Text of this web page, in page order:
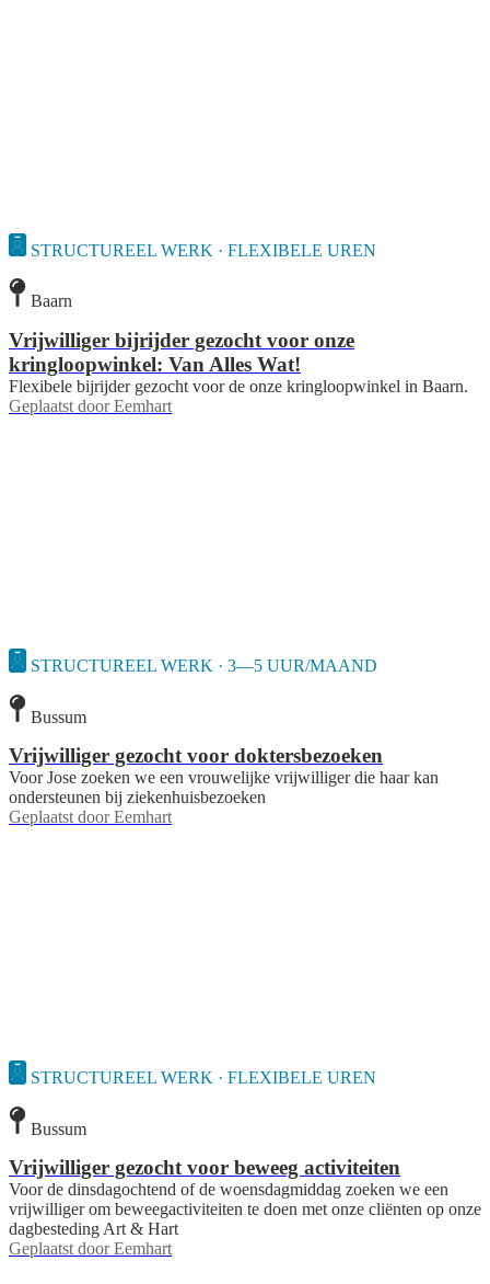
STRUCTUREEL WERK · FLEXIBELE UREN
Baarn
Vrijwilliger bijrijder gezocht voor onze
kringloopwinkel: Van Alles Wat!
Flexibele bijrijder gezocht voor de onze kringloopwinkel in Baarn.
Geplaatst door Eemhart
STRUCTUREEL WERK · 3—5 UUR/MAAND
Bussum
Vrijwilliger gezocht voor doktersbezoeken
Voor Jose zoeken we een vrouwelijke vrijwilliger die haar kan
ondersteunen bij ziekenhuisbezoeken
Geplaatst door Eemhart
STRUCTUREEL WERK · FLEXIBELE UREN
Bussum
Vrijwilliger gezocht voor beweeg activiteiten
Voor de dinsdagochtend of de woensdagmiddag zoeken we een
vrijwilliger om beweegactiviteiten te doen met onze cliënten op onze
dagbesteding Art & Hart
Geplaatst door Eemhart